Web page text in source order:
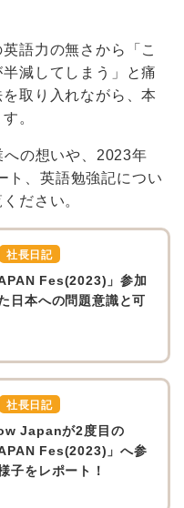
語力の無さから「こ
減してしまう」と痛
取り入れながら、本
。
の想いや、2023年
ト、英語勉強記につい
ださい。
社長日記
Fes(2023)」参加
日本への問題意識と可
社長日記
Japanが2度目の
Fes(2023)」へ参
子をレポート！